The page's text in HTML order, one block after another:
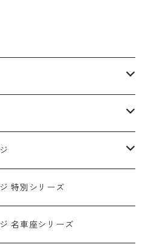
ー
120
特別シリーズ
名車座シリーズ